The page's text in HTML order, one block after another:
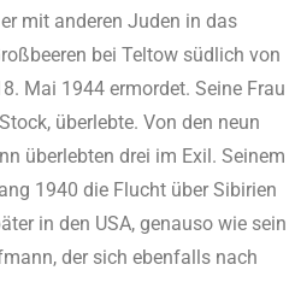
mit anderen Juden in das
bei Teltow südlich von
Mai 1944 ermordet. Seine Frau
überlebte. Von den neun
überlebten drei im Exil. Seinem
1940 die Flucht über Sibirien
in den USA, genauso wie sein
der sich ebenfalls nach